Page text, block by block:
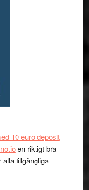
10 euro deposit
en riktigt bra
tillgängliga